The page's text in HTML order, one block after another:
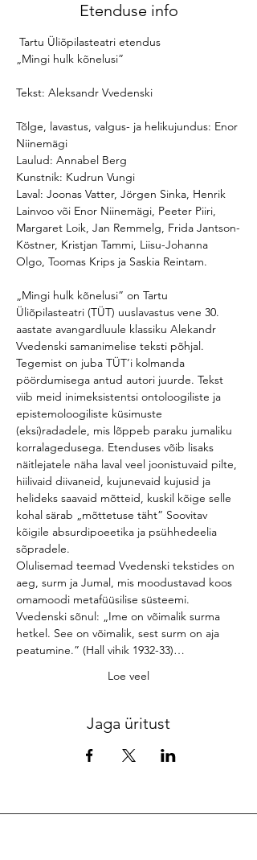
Etenduse info
Tartu Üliõpilasteatri etendus
Tõlge, lavastus, valgus- ja helikujundus: Enor
Niinemägi
Laulud: Annabel Berg
Kunstnik: Kudrun Vungi
Laval: Joonas Vatter, Jörgen Sinka, Henrik
Lainvoo või Enor Niinemägi, Peeter Piiri,
Margaret Loik, Jan Remmelg, Frida Jantson-
Köstner, Kristjan Tammi, Liisu-Johanna
„Mingi hulk kõnelusi” on Tartu
Üliõpilasteatri (TÜT) uuslavastus vene 30.
aastate avangardluule klassiku Alekandr
Vvedenski samanimelise teksti põhjal.
Tegemist on juba TÜT’i kolmanda
pöördumisega antud autori juurde. Tekst
viib meid inimeksistentsi ontoloogiliste ja
epistemoloogiliste küsimuste
(eksi)radadele, mis lõppeb paraku jumaliku
korralagedusega. Etenduses võib lisaks
näitlejatele näha laval veel joonistuvaid pilte,
hiilivaid diivaneid, kujunevaid kujusid ja
helideks saavaid mõtteid, kuskil kõige selle
kohal särab „mõttetuse täht” Soovitav
kõigile absurdipoeetika ja psühhedeelia
sõpradele.
Olulisemad teemad Vvedenski tekstides on
aeg, surm ja Jumal, mis moodustavad koos
omamoodi metafüüsilise süsteemi.
Vvedenski sõnul: „Ime on võimalik surma
hetkel. See on võimalik, sest surm on aja
peatumine.” (Hall vihik 1932-33)…
Loe veel
Jaga üritust